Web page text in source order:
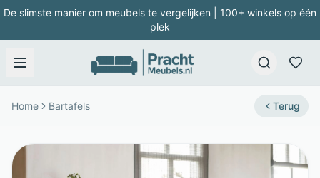
De slimste manier om meubels te vergelijken | 100+ winkels op één
plek
Home Bartafels Terug